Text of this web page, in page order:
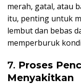
merah, gatal, atau
itu, penting untuk
lembut dan bebas
memperburuk
7. Proses
Menyakitkan